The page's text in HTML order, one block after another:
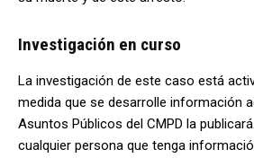
Investigación en curso
La investigación de este caso está
medida que se desarrolle información
Asuntos Públicos del CMPD la
cualquier persona que tenga